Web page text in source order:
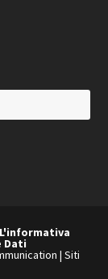
Dati
| Siti